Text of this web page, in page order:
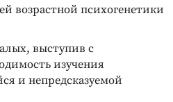
возрастной психогенетики
выступив с
изучения
и непредсказуемой